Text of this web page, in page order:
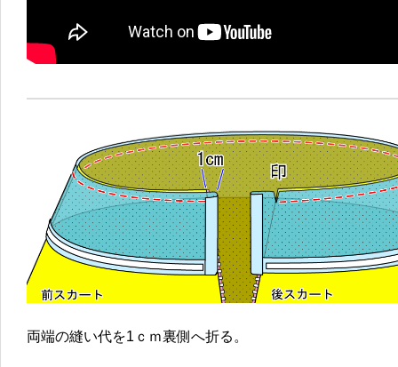
両端の縫い代を1ｃｍ裏側へ折る。